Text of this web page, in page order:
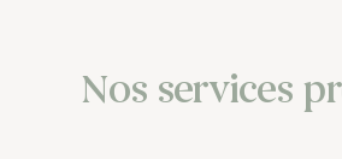
Nos services